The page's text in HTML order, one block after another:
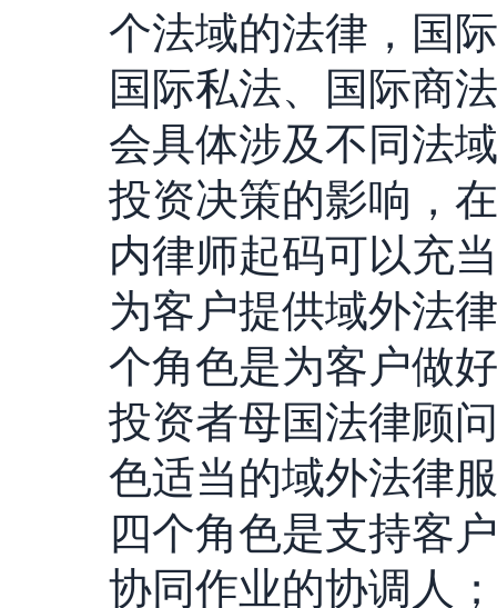
个法域的法律，国
国际私法、国际商
会具体涉及不同法
投资决策的影响，
内律师起码可以充
为客户提供域外法
个角色是为客户做
投资者母国法律顾
色适当的域外法律
四个角色是支持客
协同作业的协调人